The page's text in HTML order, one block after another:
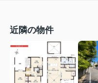
近隣の物件